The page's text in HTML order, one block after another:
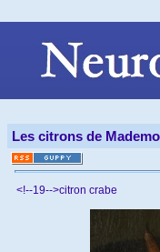
Les citrons de
<!--19-->citron crabe